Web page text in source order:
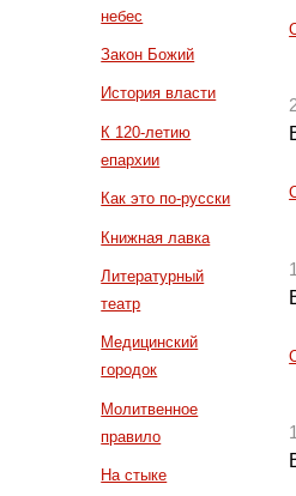
небес
Закон Божий
История власти
К 120-летию
епархии
Как это по-русски
Книжная лавка
Литературный
театр
Медицинский
городок
Молитвенное
правило
На стыке